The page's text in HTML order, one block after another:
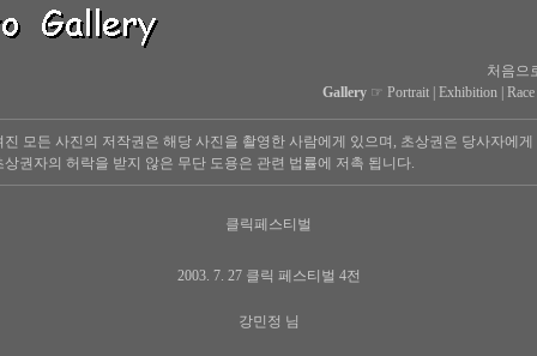
처음으
Gallery☞ Portrait| Exhibition|
모든 사진의 저작권은 해당 사진을 촬영한 사람에게 있으며, 초상권은 당사자에게
권자의 허락을 받지 않은 무단 도용은 관련 법률에 저촉 됩니다.
클릭페스티벌
2003. 7. 27 클릭 페스티벌 4전
강민정 님